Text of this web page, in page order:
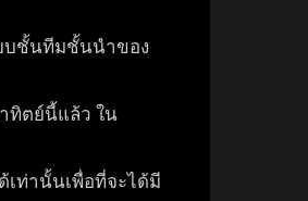
บชั้นทีมชั้นนำของ
ทิตย์นี้แล้ว ใน
ท่านั้นเพื่อที่จะได้มี